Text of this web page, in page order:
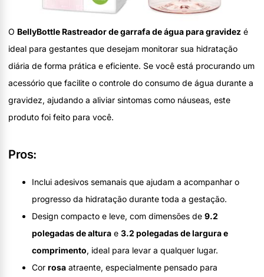
O BellyBottle Rastreador de garrafa de água para gravidez é
ideal para gestantes que desejam monitorar sua hidratação
diária de forma prática e eficiente. Se você está procurando um
acessório que facilite o controle do consumo de água durante a
gravidez, ajudando a aliviar sintomas como náuseas, este
produto foi feito para você.
Pros:
Inclui adesivos semanais que ajudam a acompanhar o
progresso da hidratação durante toda a gestação.
Design compacto e leve, com dimensões de 9.2
polegadas de altura e 3.2 polegadas de largura e
comprimento, ideal para levar a qualquer lugar.
Cor rosa atraente, especialmente pensado para